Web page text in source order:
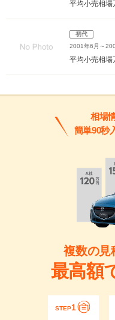
平均小売相場
初代
2001年6月～
平均小売相場
相場
簡単90秒
複数の見
最高額
STEP1